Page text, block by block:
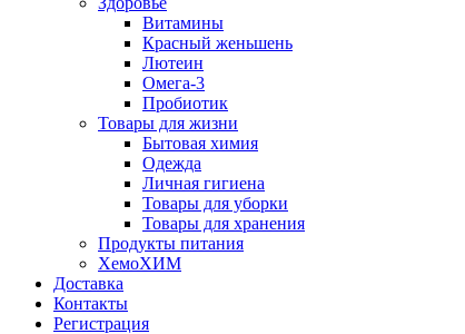
Витамины
Красный женьшень
Лютеин
Омега-3
Пробиотик
Товары для жизни
Бытовая химия
Одежда
Личная гигиена
Товары для уборки
Товары для хранения
Продукты питания
ХемоХИМ
Доставка
Контакты
Регистрация